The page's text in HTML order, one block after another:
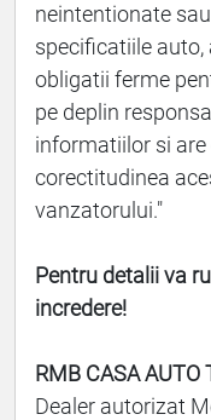
neintentionate
specificatiile auto,
obligatii ferme
pe deplin
informatiilor si
corectitudinea
vanzatorului."
Pentru detalii va
incredere!
RMB CASA AUTO
Dealer autorizat